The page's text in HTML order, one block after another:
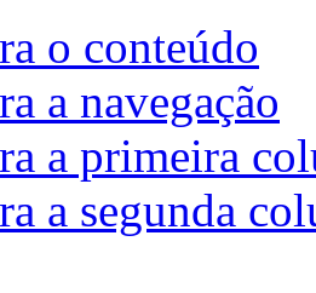
o conteúdo
a navegação
a primeira
a segunda